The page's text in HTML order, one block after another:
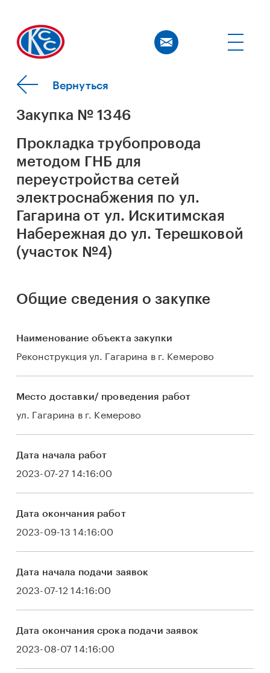
Вернуться
Закупка № 1346
Прокладка трубопровода
методом ГНБ для
переустройства сетей
электроснабжения по ул.
Гагарина от ул. Искитимская
Набережная до ул. Терешковой
(участок №4)
Общие сведения о закупке
Наименование объекта закупки
Реконструкция ул. Гагарина в г. Кемерово
Место доставки/ проведения работ
ул. Гагарина в г. Кемерово
Дата начала работ
2023-07-27 14:16:00
Дата окончания работ
2023-09-13 14:16:00
Дата начала подачи заявок
2023-07-12 14:16:00
Дата окончания срока подачи заявок
2023-08-07 14:16:00